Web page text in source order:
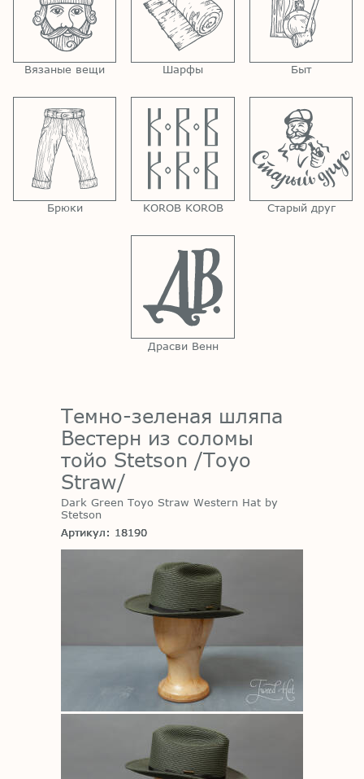
Вязаные вещи Шарфы Быт
Брюки KOROB KOROB Старый друг
Драсви Венн
Темно-зеленая шляпа
Вестерн из cоломы
тойо Stetson /Toyo
Straw/
Dark Green Toyo Straw Western Hat by
Stetson
Артикул: 18190